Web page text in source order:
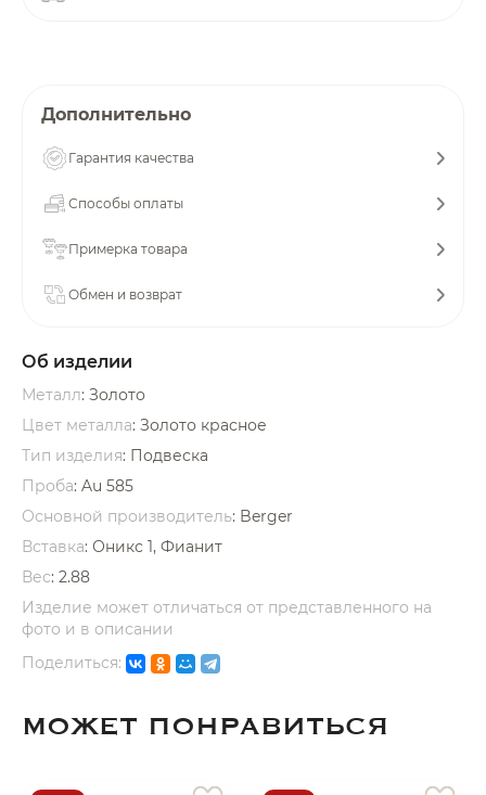
Дополнительно
Гарантия качества
Способы оплаты
Примерка товара
Обмен и возврат
Об изделии
Металл: Золото
Цвет металла: Золото красное
Тип изделия: Подвеска
Проба: Au 585
Основной производитель: Berger
Вставка: Оникс 1, Фианит
Вес: 2.88
Изделие может отличаться от представленного на
фото и в описании
Поделиться:
МОЖЕТ ПОНРАВИТЬСЯ
недели
раз в 2 недели
8 800 302-02-51